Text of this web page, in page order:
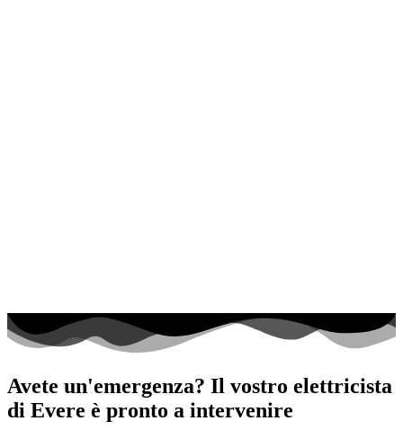
Avete un'emergenza? Il vostro elettricista
di Evere è pronto a intervenire